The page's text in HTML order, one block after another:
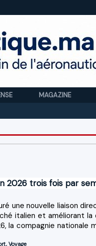
MAGAZINE
2026 trois fois par
une nouvelle liaison
italien et améliorant
la compagnie
, Voyage